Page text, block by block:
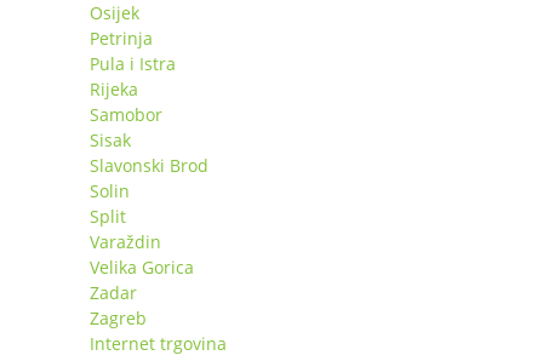
Osijek
Petrinja
Pula i Istra
Rijeka
Samobor
Sisak
Slavonski Brod
Solin
Split
Varaždin
Velika Gorica
Zadar
Zagreb
Internet trgovina